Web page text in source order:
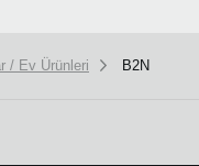
/ Ev Ürünleri B2N